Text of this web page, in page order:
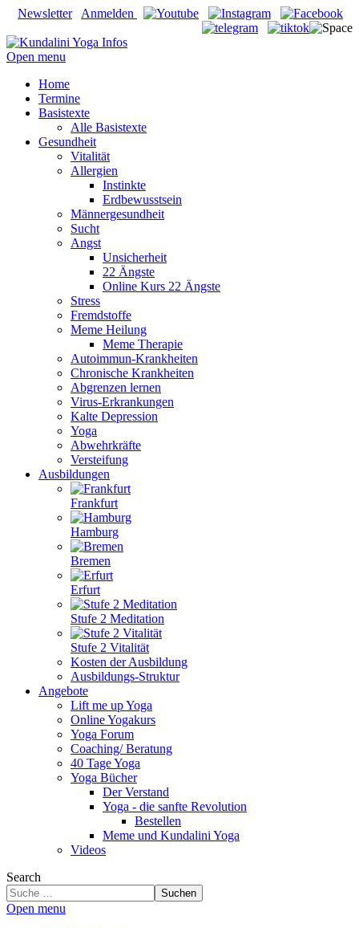
Newsletter Anmelden
Open menu
Home
Termine
Basistexte
Alle Basistexte
Gesundheit
Vitalität
Allergien
Instinkte
Erdbewusstsein
Männergesundheit
Sucht
Angst
Unsicherheit
22 Ängste
Online Kurs 22 Ängste
Stress
Fremdstoffe
Meme Heilung
Meme Therapie
Autoimmun-Krankheiten
Chronische Krankheiten
Abgrenzen lernen
Virus-Erkrankungen
Kalte Depression
Yoga
Abwehrkräfte
Versteifung
Ausbildungen
Frankfurt
Hamburg
Bremen
Erfurt
Stufe 2 Meditation
Stufe 2 Vitalität
Kosten der Ausbildung
Ausbildungs-Struktur
Angebote
Lift me up Yoga
Online Yogakurs
Yoga Forum
Coaching/ Beratung
40 Tage Yoga
Yoga Bücher
Der Verstand
Yoga - die sanfte Revolution
Bestellen
Meme und Kundalini Yoga
Videos
Search
Suchen
Open menu